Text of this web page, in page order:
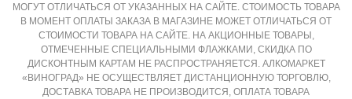
МОГУТ ОТЛИЧАТЬСЯ ОТ УКАЗАННЫХ НА САЙТЕ. СТОИМОСТЬ ТОВАРА
В МОМЕНТ ОПЛАТЫ ЗАКАЗА В МАГАЗИНЕ МОЖЕТ ОТЛИЧАТЬСЯ ОТ
СТОИМОСТИ ТОВАРА НА САЙТЕ. НА АКЦИОННЫЕ ТОВАРЫ,
ОТМЕЧЕННЫЕ СПЕЦИАЛЬНЫМИ ФЛАЖКАМИ, СКИДКА ПО
ДИСКОНТНЫМ КАРТАМ НЕ РАСПРОСТРАНЯЕТСЯ. АЛКОМАРКЕТ
«ВИНОГРАД» НЕ ОСУЩЕСТВЛЯЕТ ДИСТАНЦИОННУЮ ТОРГОВЛЮ,
ДОСТАВКА ТОВАРА НЕ ПРОИЗВОДИТСЯ, ОПЛАТА ТОВАРА